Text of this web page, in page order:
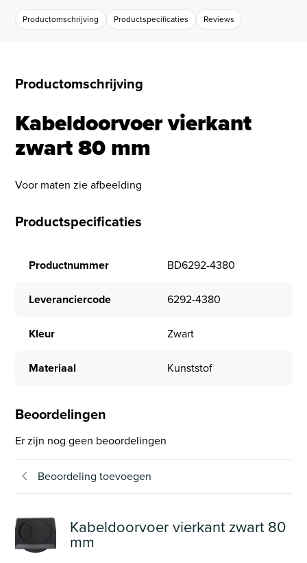
Productomschrijving Productspecificaties Reviews
Productomschrijving
Kabeldoorvoer vierkant
zwart 80 mm
Voor maten zie afbeelding
Productspecificaties
Productnummer BD6292-4380
Leveranciercode 6292-4380
Kleur Zwart
Materiaal Kunststof
Beoordelingen
Er zijn nog geen beoordelingen
Beoordeling toevoegen
Kabeldoorvoer vierkant zwart 80
mm